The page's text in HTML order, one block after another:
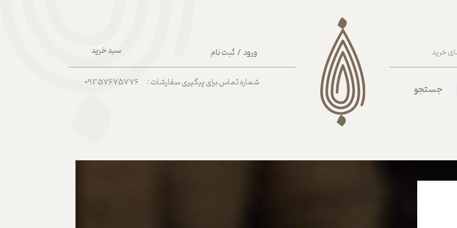
سبد خرید ورود / ثبت نام
حساب کاربری من
تغییر گذر واژه
خرید
شماره تماس برای پیگیری سفارشات : 09357675776
جستجو